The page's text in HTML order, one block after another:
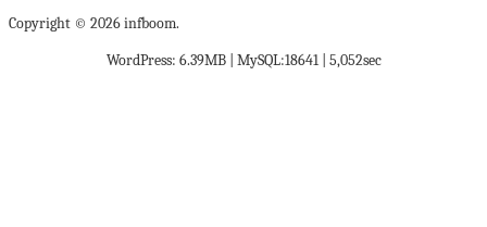
Copyright © 2026 infboom.
WordPress: 6.39MB | MySQL:18641 | 5,052sec